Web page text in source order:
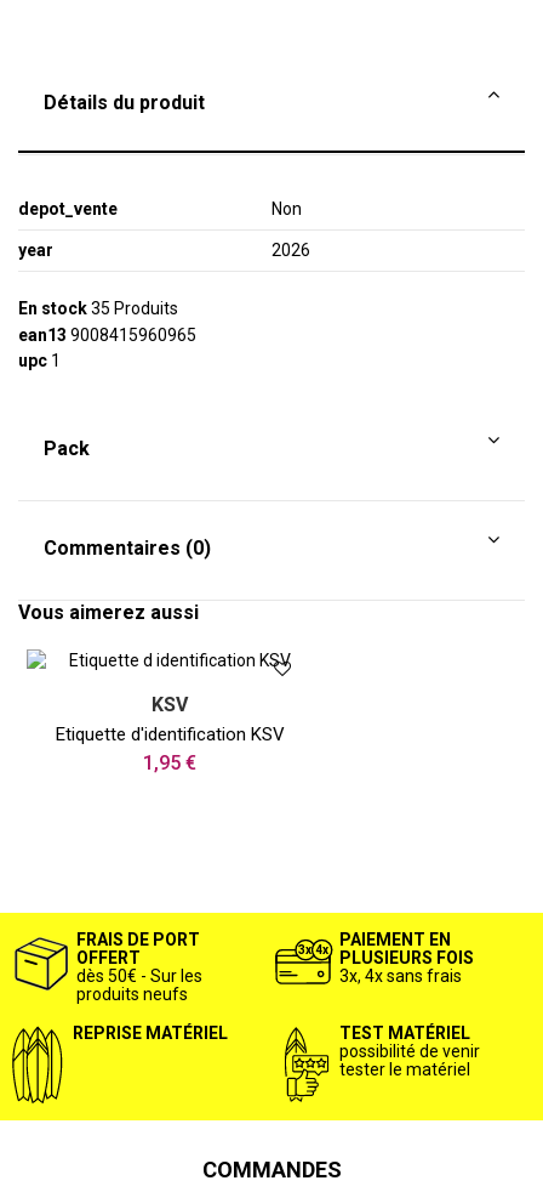
Détails du produit
depot_vente Non
year 2026
En stock35 Produits
ean13 9008415960965
upc 1
Pack
Commentaires (0)
Vous aimerez aussi
KSV
Etiquette d'identification KSV
1,95 €
FRAIS DE PORT
OFFERT
dès 50€ - Sur les
produits neufs
PAIEMENT EN
PLUSIEURS FOIS
3x, 4x sans frais
REPRISE MATÉRIEL
TEST MATÉRIEL
possibilité de venir
tester le matériel
COMMANDES